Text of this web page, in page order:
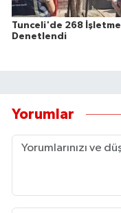
Tunceli'de 268 İşletme
Denetlendi
Yorumlar